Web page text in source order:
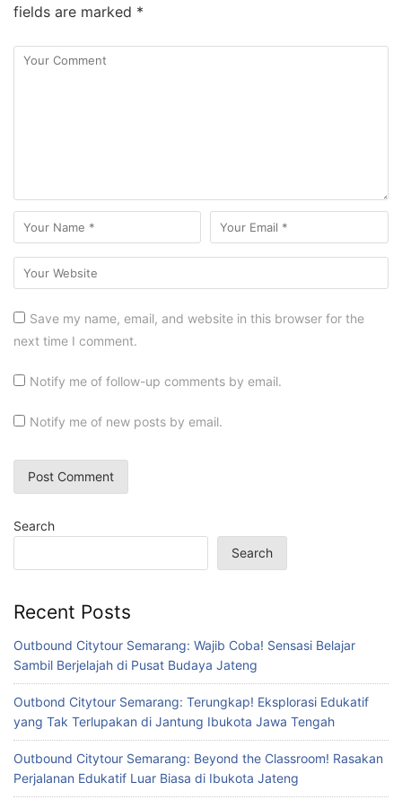
fields are marked *
Save my name, email, and website in this browser for the
next time I comment.
Notify me of follow-up comments by email.
Notify me of new posts by email.
Search
Search
Recent Posts
Outbound Citytour Semarang: Wajib Coba! Sensasi Belajar
Sambil Berjelajah di Pusat Budaya Jateng
Outbond Citytour Semarang: Terungkap! Eksplorasi Edukatif
yang Tak Terlupakan di Jantung Ibukota Jawa Tengah
Outbound Citytour Semarang: Beyond the Classroom! Rasakan
Perjalanan Edukatif Luar Biasa di Ibukota Jateng